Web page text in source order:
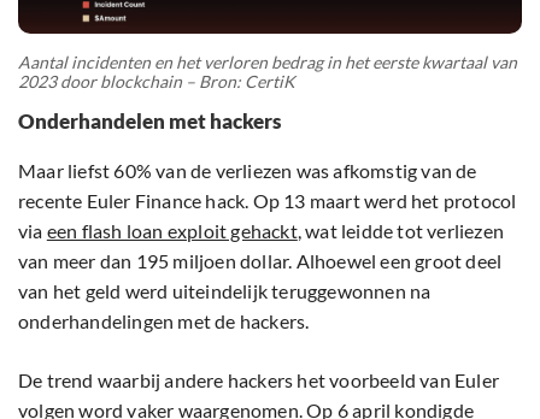
Aantal incidenten en het verloren bedrag in het eerste kwartaal van
2023 door blockchain – Bron: CertiK
Onderhandelen met hackers
Maar liefst 60% van de verliezen was afkomstig van de
recente Euler Finance hack. Op 13 maart werd het protocol
via een flash loan exploit gehackt, wat leidde tot verliezen
van meer dan 195 miljoen dollar. Alhoewel een groot deel
van het geld werd uiteindelijk teruggewonnen na
onderhandelingen met de hackers.
De trend waarbij andere hackers het voorbeeld van Euler
volgen word vaker waargenomen. Op 6 april kondigde